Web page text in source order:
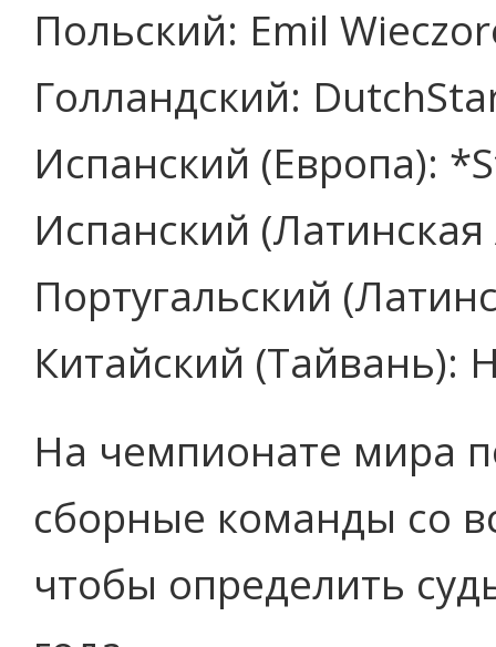
Польский: Emil
Голландский:
Испанский (Европа):
Испанский
Португальский
Китайский (Тайвань):
На чемпионате мира
сборные команды со
чтобы определить